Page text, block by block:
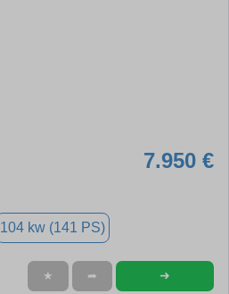
7.950 €
104 kw (141 PS)
★ ➦ ➜